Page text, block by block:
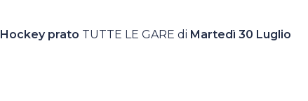
Hockey prato TUTTE LE GARE di Martedì 30 Luglio